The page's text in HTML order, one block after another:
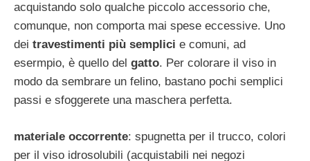
acquistando solo qualche piccolo accessorio che,
comunque, non comporta mai spese eccessive. Uno
dei travestimenti più semplici e comuni, ad
esermpio, è quello del gatto. Per colorare il viso in
modo da sembrare un felino, bastano pochi semplici
passi e sfoggerete una maschera perfetta.
materiale occorrente: spugnetta per il trucco, colori
per il viso idrosolubili (acquistabili nei negozi